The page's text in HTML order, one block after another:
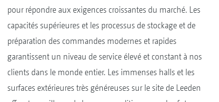
pour répondre aux exigences croissantes du marché. Les
capacités supérieures et les processus de stockage et de
préparation des commandes modernes et rapides
garantissent un niveau de service élevé et constant à nos
clients dans le monde entier. Les immenses halls et les
surfaces extérieures très généreuses sur le site de Leeden